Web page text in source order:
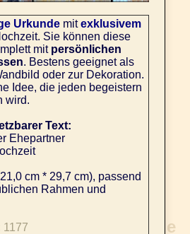
Urkundemitexklusivem
Sie können diese
mit persönlichen
. Bestens geeignet als
oder zur Dekoration.
Idee, die jeden begeistern
wird.
Text:
Ehepartner
cm * 29,7 cm), passend
Rahmen und
1177